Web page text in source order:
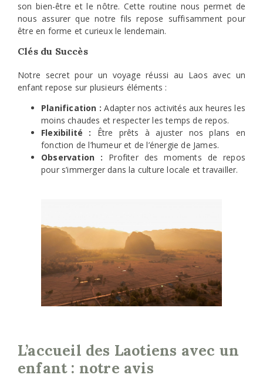
son bien-être et le nôtre. Cette routine nous permet de
nous assurer que notre fils repose suffisamment pour
être en forme et curieux le lendemain.
Clés du Succès
Notre secret pour un voyage réussi au Laos avec un
enfant repose sur plusieurs éléments :
Planification : Adapter nos activités aux heures les
moins chaudes et respecter les temps de repos.
Flexibilité : Être prêts à ajuster nos plans en
fonction de l’humeur et de l’énergie de James.
Observation : Profiter des moments de repos
pour s’immerger dans la culture locale et travailler.
L’accueil des Laotiens avec un
enfant : notre avis